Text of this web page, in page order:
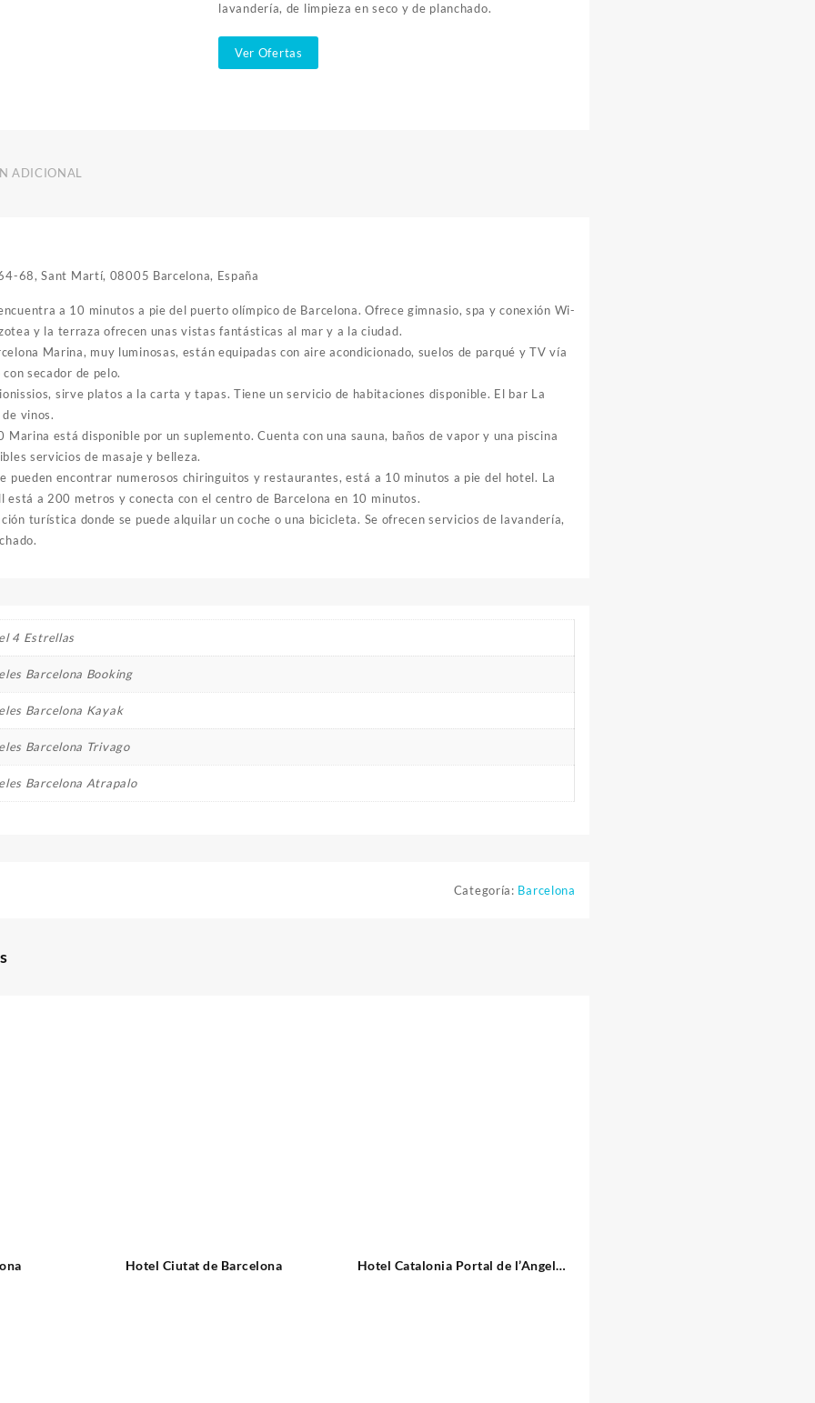
lavandería, de limpieza en seco y de planchado.
Ver Ofertas
ADICIONAL
68, Sant Martí, 08005 Barcelona, España
a 10 minutos a pie del puerto olímpico de Barcelona. Ofrece gimnasio, spa y conexión Wi-
y la terraza ofrecen unas vistas fantásticas al mar y a la ciudad.
Marina, muy luminosas, están equipadas con aire acondicionado, suelos de parqué y TV vía
secador de pelo.
sirve platos a la carta y tapas. Tiene un servicio de habitaciones disponible. El bar La
vinos.
Marina está disponible por un suplemento. Cuenta con una sauna, baños de vapor y una piscina
servicios de masaje y belleza.
pueden encontrar numerosos chiringuitos y restaurantes, está a 10 minutos a pie del hotel. La
está a 200 metros y conecta con el centro de Barcelona en 10 minutos.
turística donde se puede alquilar un coche o una bicicleta. Se ofrecen servicios de lavandería,
4 Estrellas
Barcelona Booking
Barcelona Kayak
Barcelona Trivago
Barcelona Atrapalo
Categoría: Barcelona
Hotel Ciutat de Barcelona
Hotel Catalonia Portal de l’Angel